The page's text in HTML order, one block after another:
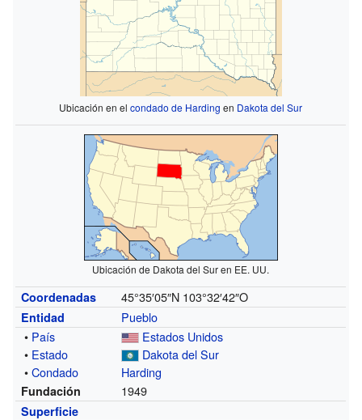
Ubicación en elcondado de Harding en Dakota del Sur
Ubicación de Dakota del Sur en EE. UU.
Coordenadas 45°35′05″N 103°32′42″O
Entidad
Pueblo
• País
Estados Unidos
• Estado
Dakota del Sur
•Condado Harding
Fundación 1949
Superficie